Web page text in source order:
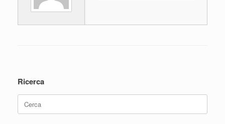
o
k
Ricerca
Ricerca
per: